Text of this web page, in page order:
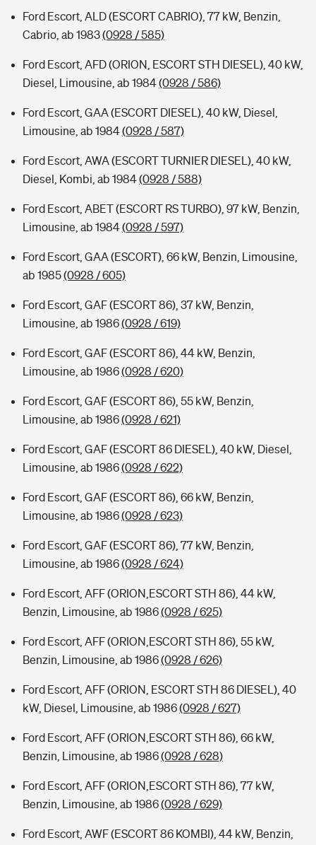
Ford Escort, ALD (ESCORT CABRIO), 77 kW, Benzin,
Cabrio, ab 1983(0928 / 585)
Ford Escort, AFD (ORION, ESCORT STH DIESEL), 40 kW,
Diesel, Limousine, ab 1984(0928 / 586)
Ford Escort, GAA (ESCORT DIESEL), 40 kW, Diesel,
Limousine, ab 1984(0928 / 587)
Ford Escort, AWA (ESCORT TURNIER DIESEL), 40 kW,
Diesel, Kombi, ab 1984(0928 / 588)
Ford Escort, ABET (ESCORT RS TURBO), 97 kW, Benzin,
Limousine, ab 1984(0928 / 597)
Ford Escort, GAA (ESCORT), 66 kW, Benzin, Limousine,
ab 1985(0928 / 605)
Ford Escort, GAF (ESCORT 86), 37 kW, Benzin,
Limousine, ab 1986(0928 / 619)
Ford Escort, GAF (ESCORT 86), 44 kW, Benzin,
Limousine, ab 1986(0928 / 620)
Ford Escort, GAF (ESCORT 86), 55 kW, Benzin,
Limousine, ab 1986(0928 / 621)
Ford Escort, GAF (ESCORT 86 DIESEL), 40 kW, Diesel,
Limousine, ab 1986(0928 / 622)
Ford Escort, GAF (ESCORT 86), 66 kW, Benzin,
Limousine, ab 1986(0928 / 623)
Ford Escort, GAF (ESCORT 86), 77 kW, Benzin,
Limousine, ab 1986(0928 / 624)
Ford Escort, AFF (ORION,ESCORT STH 86), 44 kW,
Benzin, Limousine, ab 1986(0928 / 625)
Ford Escort, AFF (ORION,ESCORT STH 86), 55 kW,
Benzin, Limousine, ab 1986(0928 / 626)
Ford Escort, AFF (ORION, ESCORT STH 86 DIESEL), 40
kW, Diesel, Limousine, ab 1986(0928 / 627)
Ford Escort, AFF (ORION,ESCORT STH 86), 66 kW,
Benzin, Limousine, ab 1986(0928 / 628)
Ford Escort, AFF (ORION,ESCORT STH 86), 77 kW,
Benzin, Limousine, ab 1986(0928 / 629)
Ford Escort, AWF (ESCORT 86 KOMBI), 44 kW, Benzin,